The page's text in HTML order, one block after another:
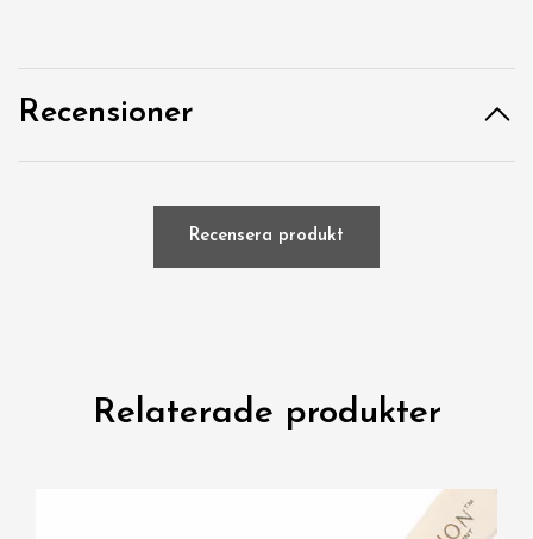
Recensioner
Recensera produkt
Relaterade produkter